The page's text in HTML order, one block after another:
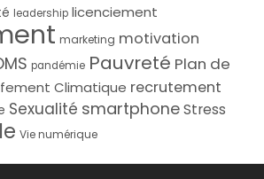
leadership licenciement
marketing motivation
pandémie Pauvreté Plan de
Climatique recrutement
Sexualité smartphoneStress
Vie numérique